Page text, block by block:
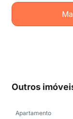
Outros
Apartamento